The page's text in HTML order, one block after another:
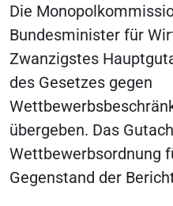
Die
Bundesminister für
Zwanzigstes
des Gesetzes gegen
übergeben. Das
Wettbewerbsordnung
Gegenstand der